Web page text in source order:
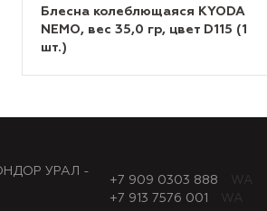
Блесна колеблющаяся KYODA
NEMO, вес 35,0 гр, цвет D115 (1
шт.)
УРАЛ -
+7 909 0303 888
WA
+7 913 7576 001
WA